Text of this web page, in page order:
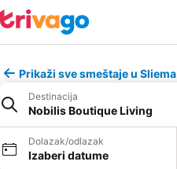
Prikaži sve smeštaje u Sliema
Destinacija
Nobilis Boutique Living
Dolazak/odlazak
Izaberi datume